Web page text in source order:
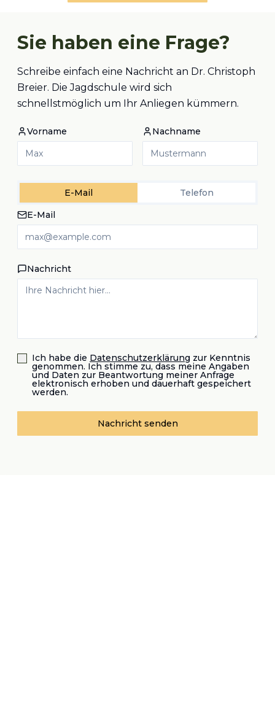
Sie haben eine Frage?
Schreibe einfach eine Nachricht an Dr. Christoph
Breier. Die Jagdschule wird sich
schnellstmöglich um Ihr Anliegen kümmern.
Vorname Nachname
E-Mail
Telefon
E-Mail
Nachricht
Ich habe die Datenschutzerklärung zur Kenntnis
genommen. Ich stimme zu, dass meine Angaben
und Daten zur Beantwortung meiner Anfrage
elektronisch erhoben und dauerhaft gespeichert
werden.
Nachricht senden